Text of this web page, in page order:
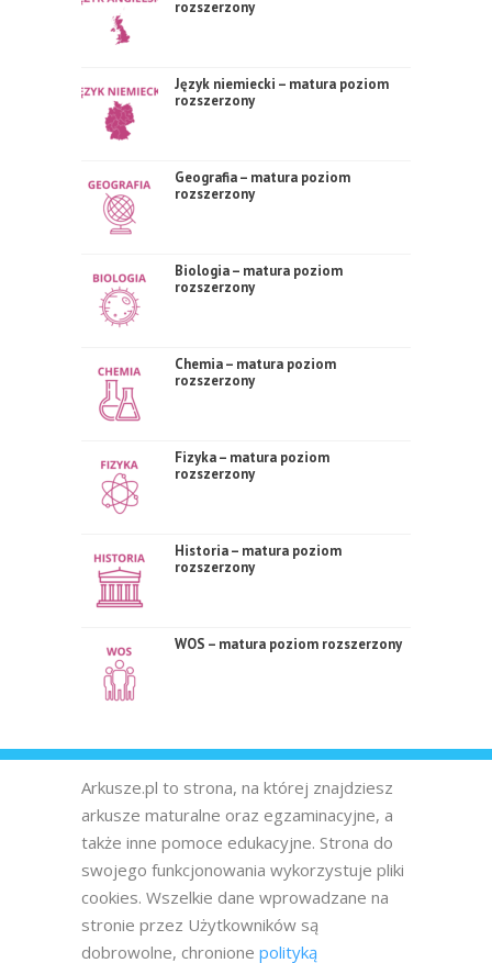
rozszerzony
Język niemiecki – matura poziom
rozszerzony
Geografia – matura poziom
rozszerzony
Biologia – matura poziom
rozszerzony
Chemia – matura poziom
rozszerzony
Fizyka – matura poziom
rozszerzony
Historia – matura poziom
rozszerzony
WOS – matura poziom rozszerzony
Arkusze.pl to strona, na której znajdziesz
arkusze maturalne oraz egzaminacyjne, a
także inne pomoce edukacyjne. Strona do
swojego funkcjonowania wykorzystuje pliki
cookies. Wszelkie dane wprowadzane na
stronie przez Użytkowników są
dobrowolne, chronione polityką